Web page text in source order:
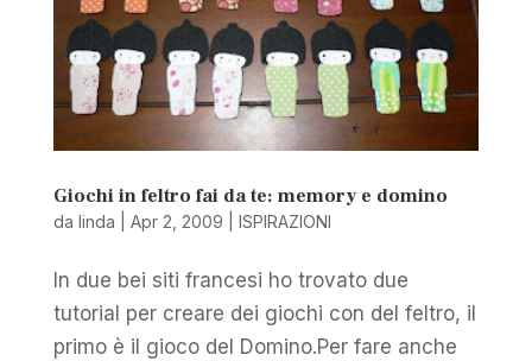
Giochi in feltro fai da te: memory e domino
da linda Apr 2, 2009 ISPIRAZIONI
In due bei siti francesi ho trovato due
tutorial per creare dei giochi con del feltro, il
primo è il gioco del Domino.Per fare anche